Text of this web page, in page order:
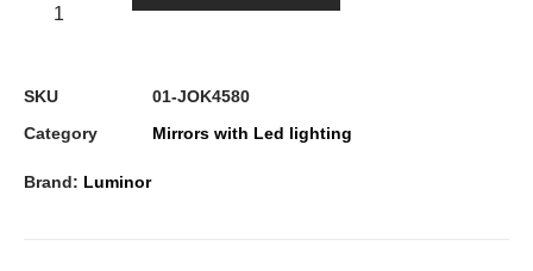
SKU
01-JOK4580
Category
Mirrors with Led lighting
Brand: Luminor